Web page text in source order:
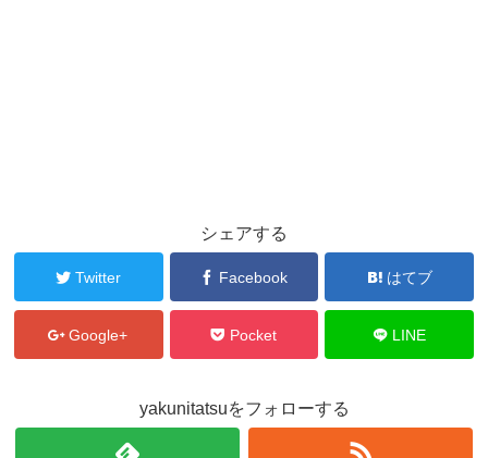
シェアする
Twitter Facebook はてブ
Google+ Pocket LINE
yakunitatsuをフォローする